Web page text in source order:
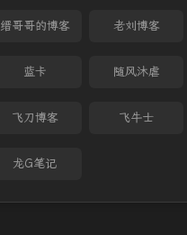
缙哥哥的博客 老刘博客
蓝卡 随风沐虐
飞刀博客 飞牛士
龙G笔记